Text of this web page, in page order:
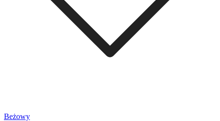
Beżowy